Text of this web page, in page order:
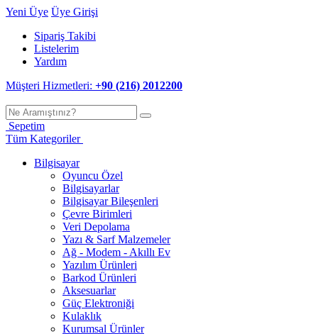
Yeni Üye Üye Girişi
Sipariş Takibi
Listelerim
Yardım
Müşteri Hizmetleri: +90 (216) 2012200
Sepetim
Tüm Kategoriler
Bilgisayar
Oyuncu Özel
Bilgisayarlar
Bilgisayar Bileşenleri
Çevre Birimleri
Veri Depolama
Yazı & Sarf Malzemeler
Ağ - Modem - Akıllı Ev
Yazılım Ürünleri
Barkod Ürünleri
Aksesuarlar
Güç Elektroniği
Kulaklık
Kurumsal Ürünler